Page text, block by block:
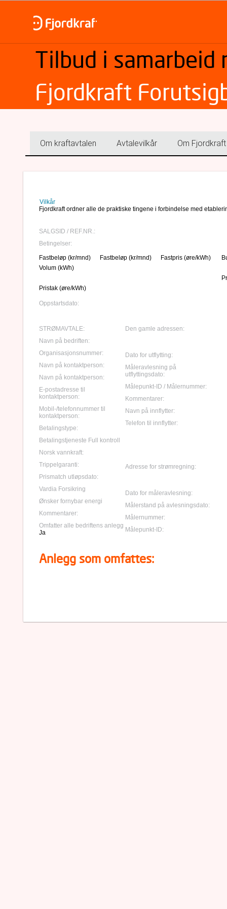
Tilbud i samarbeid
Fjordkraft
Om kraftavtalen Avtalevilkår Om Fjordkraft
Vilkår
Fjordkraft ordner alle de praktiske tingene i forbindelse med
SALGSID / REF.NR.:
Betingelser:
Fastbeløp (kr/mnd)
Fastbeløp (kr/mnd) Fastpris (øre/kWh)
Volum (kWh)
Pristak (øre/kWh)
Oppstartsdato:
STRØMAVTALE:
Navn på bedriften:
Organisasjonsnummer:
Navn på kontaktperson:
Navn på kontaktperson:
E-postadresse til
kontaktperson:
Mobil-/telefonnummer til
kontaktperson:
Betalingstype:
Betalingstjeneste Full kontroll
Norsk vannkraft:
Trippelgaranti:
Prismatch utløpsdato:
Vardia Forsikring
Ønsker fornybar energi
Kommentarer:
Omfatter alle bedriftens anlegg
Ja
Den gamle adressen:
Dato for utflytting:
Måleravlesning på
utflyttingsdato:
Målepunkt-ID / Målernummer:
Kommentarer:
Navn på innflytter:
Telefon til innflytter:
Adresse for strømregning:
Dato for måleravlesning:
Målerstand på avlesningsdato:
Målernummer:
Målepunkt-ID:
Anlegg som omfattes: